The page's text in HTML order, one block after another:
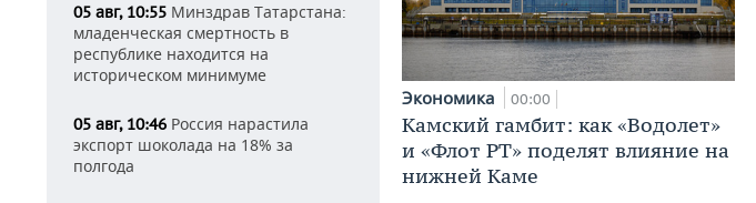
05 авг, 10:55 Минздрав Татарстана:
младенческая смертность в
республике находится на
историческом минимуме
05 авг, 10:46 Россия нарастила
экспорт шоколада на 18% за
полгода
Экономика 00:00
Камский гамбит: как «Водолет»
и «Флот РТ» поделят влияние на
нижней Каме